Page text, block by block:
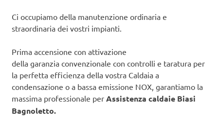
Ci occupiamo della manutenzione ordinaria e
straordinaria dei vostri impianti.
Prima accensione con attivazione
della garanzia convenzionale con controlli e taratura per
la perfetta efficienza della vostra Caldaia a
condensazione o a bassa emissione NOX, garantiamo la
massima professionale per Assistenza caldaie Biasi
Bagnoletto.